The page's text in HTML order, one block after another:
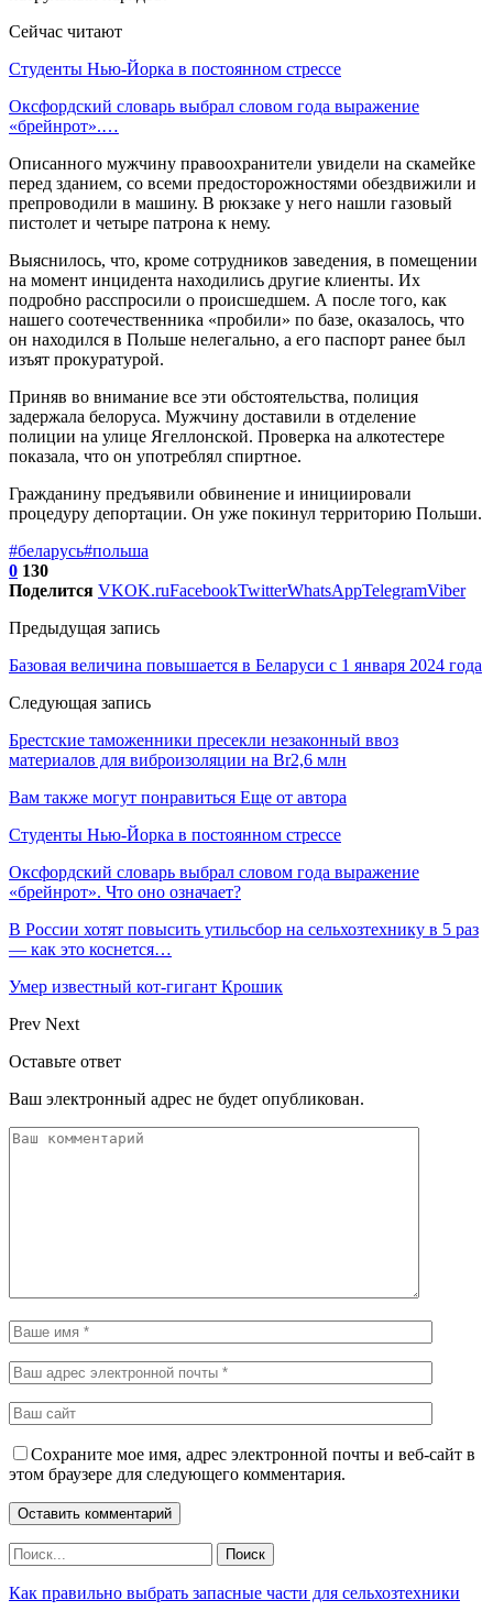
Сейчас читают
Студенты Нью-Йорка в постоянном стрессе
Оксфордский словарь выбрал словом года выражение
«брейнрот».…
Описанного мужчину правоохранители увидели на скамейке
перед зданием, со всеми предосторожностями обездвижили и
препроводили в машину. В рюкзаке у него нашли газовый
пистолет и четыре патрона к нему.
Выяснилось, что, кроме сотрудников заведения, в помещении
на момент инцидента находились другие клиенты. Их
подробно расспросили о происшедшем. А после того, как
нашего соотечественника «пробили» по базе, оказалось, что
он находился в Польше нелегально, а его паспорт ранее был
изъят прокуратурой.
Приняв во внимание все эти обстоятельства, полиция
задержала белоруса. Мужчину доставили в отделение
полиции на улице Ягеллонской. Проверка на алкотестере
показала, что он употреблял спиртное.
Гражданину предъявили обвинение и инициировали
процедуру депортации. Он уже покинул территорию Польши.
#беларусь#польша
0 130
Поделится VKOK.ruFacebookTwitterWhatsAppTelegramViber
Предыдущая запись
Базовая величина повышается в Беларуси с 1 января 2024 года
Следующая запись
Брестские таможенники пресекли незаконный ввоз
материалов для виброизоляции на Br2,6 млн
Вам также могут понравиться Еще от автора
Студенты Нью-Йорка в постоянном стрессе
Оксфордский словарь выбрал словом года выражение
«брейнрот». Что оно означает?
В России хотят повысить утильсбор на сельхозтехнику в 5 раз
— как это коснется…
Умер известный кот-гигант Крошик
Prev Next
Оставьте ответ
Ваш электронный адрес не будет опубликован.
Сохраните мое имя, адрес электронной почты и веб-сайт в
этом браузере для следующего комментария.
Как правильно выбрать запасные части для сельхозтехники